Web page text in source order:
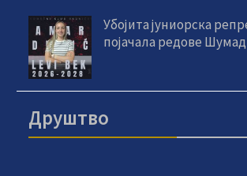
Убојита јуниорска
појачала редове
Друштво